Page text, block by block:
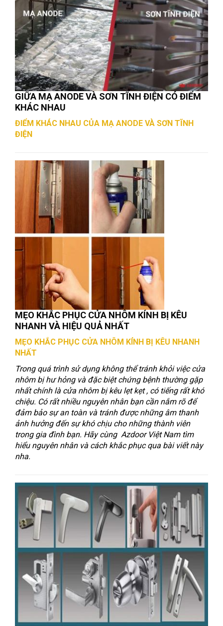
GIỮA MẠ ANODE VÀ SƠN TĨNH ĐIỆN CÓ ĐIỂM
KHÁC NHAU
ĐIỂM KHÁC NHAU CỦA MẠ ANODE VÀ SƠN TĨNH
ĐIỆN
MẸO KHẮC PHỤC CỬA NHÔM KÍNH BỊ KÊU
NHANH VÀ HIỆU QUẢ NHẤT
MẸO KHẮC PHỤC CỬA NHÔM KÍNH BỊ KÊU NHANH
NHẤT
Trong quá trình sử dụng không thể tránh khỏi việc cửa
nhôm bị hư hỏng và đặc biệt chứng bệnh thường gặp
nhất chính là cửa nhôm bị kêu lẹt kẹt , có tiếng rất khó
chiệu. Có rất nhiều nguyên nhân bạn cần nắm rõ để
đảm bảo sự an toàn và tránh được những âm thanh
ảnh hưởng đến sự khó chịu cho những thành viên
trong gia đình bạn. Hãy cùng Azdoor Việt Nam tìm
hiểu nguyên nhân và cách khắc phục qua bài viết này
nha.